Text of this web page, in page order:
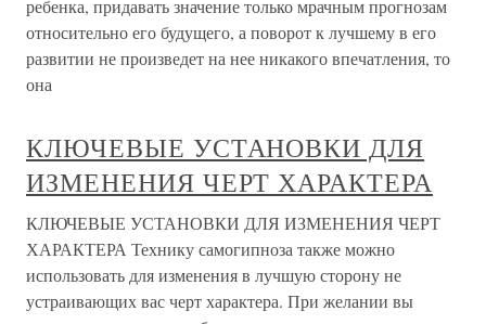
ребенка, придавать значение только мрачным прогнозам
относительно его будущего, а поворот к лучшему в его
развитии не произведет на нее никакого впечатления, то
она
КЛЮЧЕВЫЕ УСТАНОВКИ ДЛЯ
ИЗМЕНЕНИЯ ЧЕРТ ХАРАКТЕРА
КЛЮЧЕВЫЕ УСТАНОВКИ ДЛЯ ИЗМЕНЕНИЯ ЧЕРТ
ХАРАКТЕРА Технику самогипноза также можно
использовать для изменения в лучшую сторону не
устраивающих вас черт характера. При желании вы